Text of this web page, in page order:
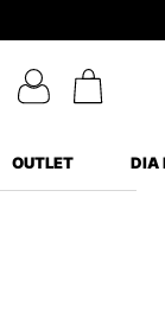
OUTLET DIA